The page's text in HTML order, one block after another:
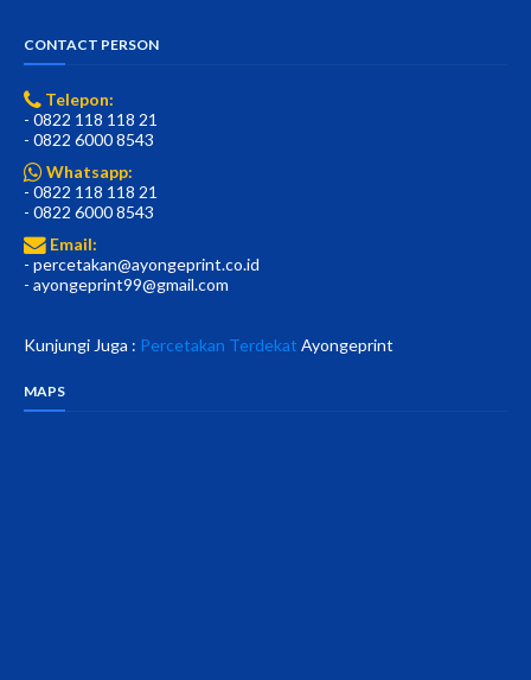
CONTACT PERSON
Telepon:
- 0822 118 118 21
- 0822 6000 8543
Whatsapp:
- 0822 118 118 21
- 0822 6000 8543
Email:
- percetakan@ayongeprint.co.id
- ayongeprint99@gmail.com
Kunjungi Juga : Percetakan Terdekat Ayongeprint
MAPS